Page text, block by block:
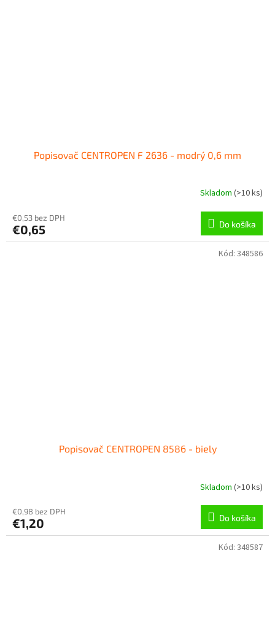
Popisovač CENTROPEN F 2636 - modrý 0,6 mm
Skladom (>10 ks)
€0,53 bez DPH
€0,65 Do košíka
Popisovač CENTROPEN 8586 - biely
Skladom (>10 ks)
€0,98 bez DPH
€1,20 Do košíka
Kód: 348586
Kód: 348587